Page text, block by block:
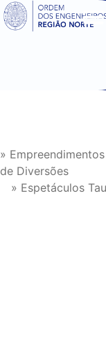
SIGOE
»
de Diversões
» Espetáculos